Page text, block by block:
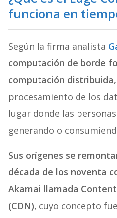
¿Qué es el Edge
funciona en
Según la firma analista
computación de borde
computación distribuida,
procesamiento de los
lugar donde las
Sus orígenes se
década de los noventa
Akamai llamada